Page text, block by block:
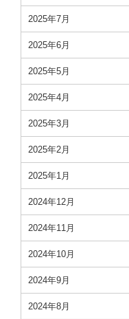
2025年7月
2025年6月
2025年5月
2025年4月
2025年3月
2025年2月
2025年1月
2024年12月
2024年11月
2024年10月
2024年9月
2024年8月